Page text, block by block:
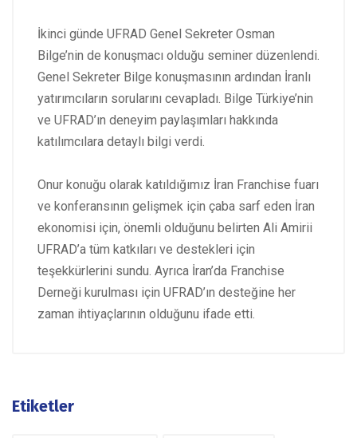
İkinci günde UFRAD Genel Sekreter Osman
Bilge’nin de konuşmacı olduğu seminer düzenlendi.
Genel Sekreter Bilge konuşmasının ardından İranlı
yatırımcıların sorularını cevapladı. Bilge Türkiye’nin
ve UFRAD’ın deneyim paylaşımları hakkında
katılımcılara detaylı bilgi verdi.
Onur konuğu olarak katıldığımız İran Franchise fuarı
ve konferansının gelişmek için çaba sarf eden İran
ekonomisi için, önemli olduğunu belirten Ali Amirii
UFRAD’a tüm katkıları ve destekleri için
teşekkürlerini sundu. Ayrıca İran’da Franchise
Derneği kurulması için UFRAD’ın desteğine her
zaman ihtiyaçlarının olduğunu ifade etti.
Etiketler